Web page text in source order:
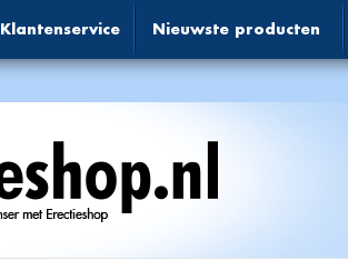
Klantenservice Nieuwste producten